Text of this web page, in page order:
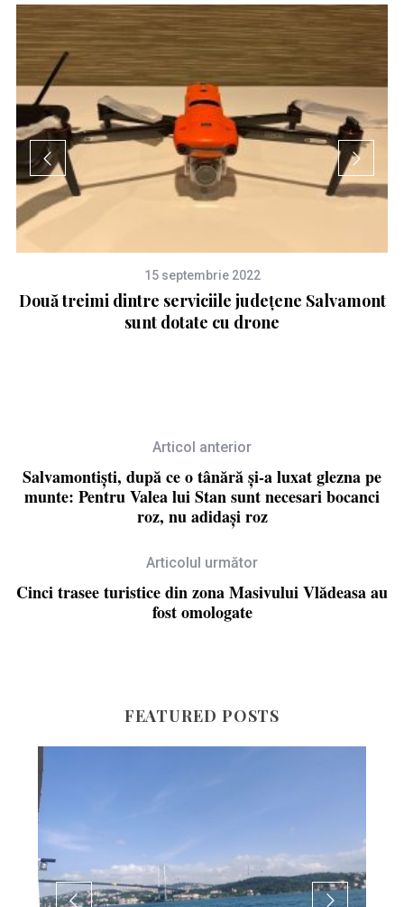
15 septembrie 2022
Două treimi dintre serviciile județene Salvamont
sunt dotate cu drone
Articol anterior
Salvamontiști, după ce o tânără și-a luxat glezna pe
munte: Pentru Valea lui Stan sunt necesari bocanci
roz, nu adidași roz
Articolul următor
Cinci trasee turistice din zona Masivului Vlădeasa au
fost omologate
FEATURED POSTS